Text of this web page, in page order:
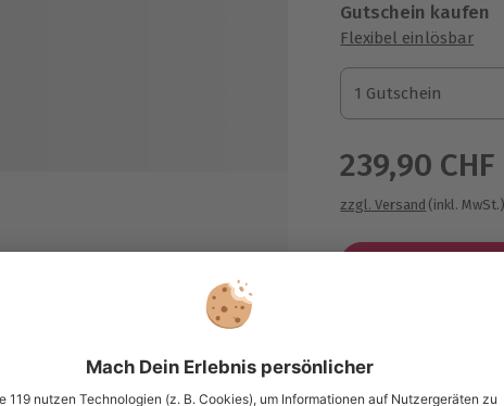
Gutschein kaufen
Flexibel einlösbar
1 Gutschein
1 Gutschein
1 Gutschein
239,90 CHF
zzgl. Versand (inkl. MwSt.)
Immer das
Große Auswahl,
maximale Sicherheit
Grundlagen des